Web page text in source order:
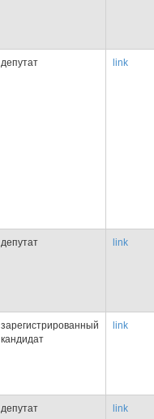
депутат link
депутат link
зарегистрированный
кандидат
link
депутат link